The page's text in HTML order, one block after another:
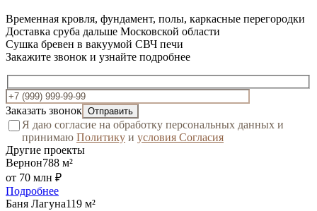
Временная кровля, фундамент, полы, каркасные перегородки
Доставка сруба дальше Московской области
Сушка бревен в вакуумой СВЧ печи
Закажите звонок и узнайте подробнее
Заказать звонок
Я даю согласие на обработку персональных данных и
принимаю Политику и условия Согласия
Другие проекты
Вернон788 м²
от 70 млн ₽
Подробнее
Баня Лагуна119 м²